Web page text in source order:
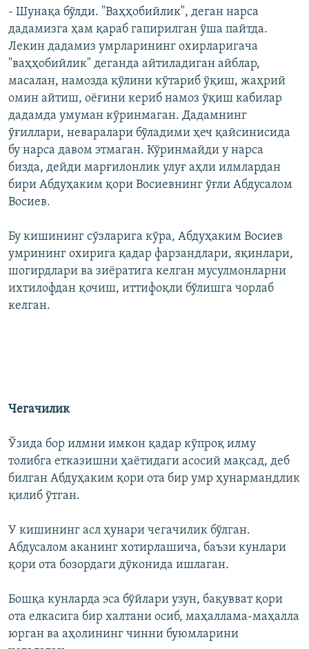
- Шунақа бўлди. "Ваҳҳобийлик", деган нарса
дадамизга ҳам қараб гапирилган ўша пайтда.
Лекин дадамиз умрларининг охирларигача
"ваҳҳобийлик" деганда айтиладиган айблар,
масалан, намозда қўлини кўтариб ўқиш, жаҳрий
омин айтиш, оëғини кериб намоз ўқиш кабилар
дадамда умуман кўринмаган. Дадамнинг
ўғиллари, неваралари бўладими ҳеч қайсинисида
бу нарса давом этмаган. Кўринмайди у нарса
бизда, дейди марғилонлик улуғ аҳли илмлардан
бири Абдуҳаким қори Восиевнинг ўғли Абдусалом
Восиев.
Бу кишининг сўзларига кўра, Абдуҳаким Восиев
умрининг охирига қадар фарзандлари, яқинлари,
шогирдлари ва зиёратига келган мусулмонларни
ихтилофдан қочиш, иттифоқли бўлишга чорлаб
келган.
Чегачилик
Ўзида бор илмни имкон қадар кўпроқ илму
толибга етказишни ҳаётидаги асосий мақсад, деб
билган Абдуҳаким қори ота бир умр ҳунармандлик
қилиб ўтган.
У кишининг асл ҳунари чегачилик бўлган.
Абдусалом аканинг хотирлашича, баъзи кунлари
қори ота бозордаги дўконида ишлаган.
Бошқа кунларда эса бўйлари узун, бақувват қори
ота елкасига бир халтани осиб, маҳаллама-маҳалла
юрган ва аҳолининг чинни буюмларини